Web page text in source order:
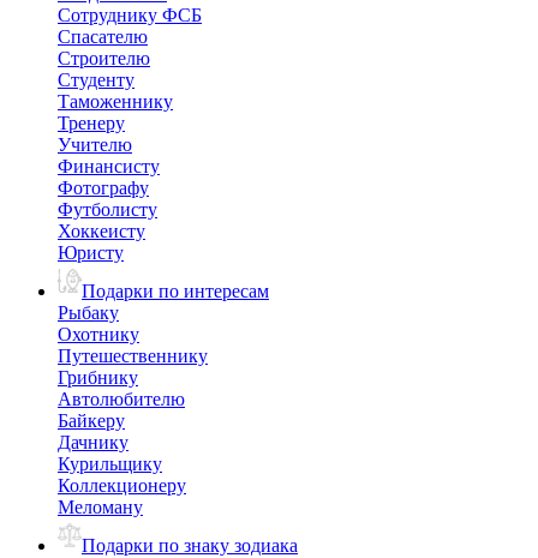
Сотруднику ФСБ
Спасателю
Строителю
Студенту
Таможеннику
Тренеру
Учителю
Финансисту
Фотографу
Футболисту
Хоккеисту
Юристу
Подарки по интересам
Рыбаку
Охотнику
Путешественнику
Грибнику
Автолюбителю
Байкеру
Дачнику
Курильщику
Коллекционеру
Меломану
Подарки по знаку зодиака